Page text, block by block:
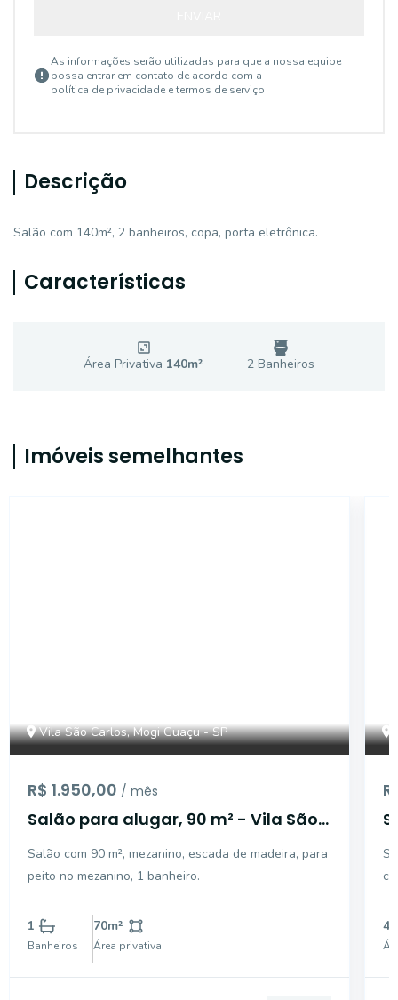
As informações serão utilizadas para que a nossa equipe
possa entrar em contato de acordo com a
política de privacidade e termos de serviço
Descrição
Salão com 140m², 2 banheiros, copa, porta eletrônica.
Características
Área Privativa 140m² 2 Banheiros
Imóveis semelhantes
Vila São Carlos, Mogi Guaçu - SP
R$ 1.950,00 / mês
Salão para alugar, 90 m² - Vila São
Salão com 90 m², mezanino, escada de madeira, para
peito no mezanino, 1 banheiro.
1
Banheiros
70m²
Área privativa
40